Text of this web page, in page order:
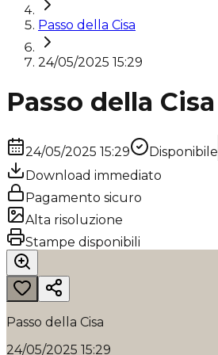
Passo della Cisa
24/05/2025 15:29
Passo della Cisa
24/05/2025 15:29
Disponibile
Download immediato
Pagamento sicuro
Alta risoluzione
Stampe disponibili
Passo della Cisa
24/05/2025 15:29